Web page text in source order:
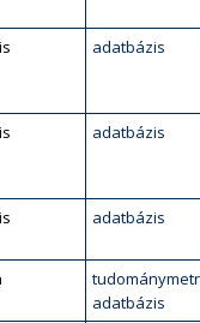
adatbázis
adatbázis
adatbázis
adatbázis